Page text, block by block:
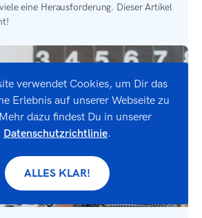
eine Herausforderung. Dieser Artikel
verwendet Cookies, um Dir das
Erlebnis auf unserer Webseite zu
dazu findest Du in unserer
Datenschutzrichtlinie.
ALLES KLAR!